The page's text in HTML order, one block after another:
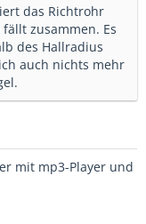
das Richtrohr
zusammen. Es
des Hallradius
auch nichts mehr
mit mp3-Player und